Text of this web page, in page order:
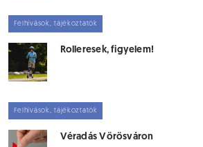
Felhívások, tájékoztatók
Rolleresek, figyelem!
Felhívások, tájékoztatók
Véradás Vörösváron